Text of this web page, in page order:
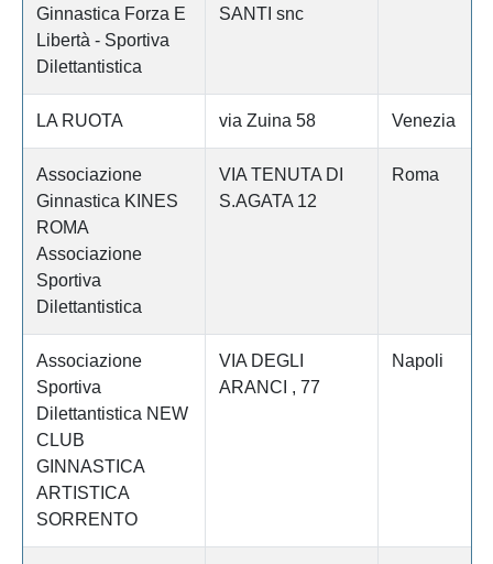
Ginnastica Forza E
Libertà - Sportiva
Dilettantistica
SANTI snc
LA RUOTA via Zuina 58 Venezia
Associazione
Ginnastica KINES
ROMA
Associazione
Sportiva
Dilettantistica
VIA TENUTA DI
S.AGATA 12
Roma
Associazione
Sportiva
Dilettantistica NEW
CLUB
GINNASTICA
ARTISTICA
SORRENTO
VIA DEGLI
ARANCI , 77
Napoli